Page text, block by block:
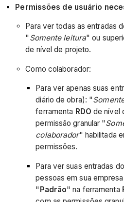
Permissões de usuário
Para ver todas as entradas
" Somente leitura" ou
de nível de projeto.
Como colaborador:
Para ver apenas suas
diário de obra): "
ferramenta RDO de nível
permissão granular "
colaborador" habilitada
permissões.
Para ver suas entradas
pessoas em sua
" Padrão" na ferramenta